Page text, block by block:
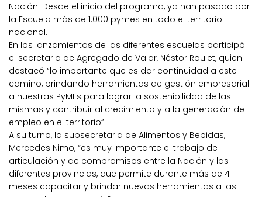
Nación. Desde el inicio del programa, ya han pasado por
la Escuela más de 1.000 pymes en todo el territorio
nacional.
En los lanzamientos de las diferentes escuelas participó
el secretario de Agregado de Valor, Néstor Roulet, quien
destacó “lo importante que es dar continuidad a este
camino, brindando herramientas de gestión empresarial
a nuestras PyMEs para lograr la sostenibilidad de las
mismas y contribuir al crecimiento y a la generación de
empleo en el territorio”.
A su turno, la subsecretaria de Alimentos y Bebidas,
Mercedes Nimo, “es muy importante el trabajo de
articulación y de compromisos entre la Nación y las
diferentes provincias, que permite durante más de 4
meses capacitar y brindar nuevas herramientas a las